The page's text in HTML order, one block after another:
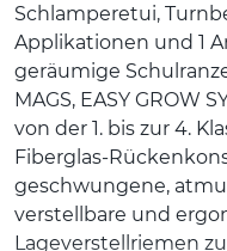
Schlamperetui,
Applikationen und 1
geräumige
MAGS, EASY GROW
von der 1. bis zur 4.
Fiberglas-
geschwungene,
verstellbare und
Lageverstellriemen